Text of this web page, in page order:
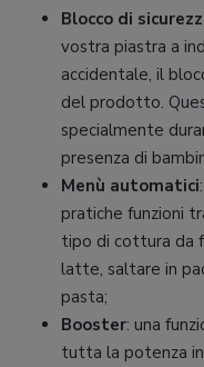
Blocco di
vostra piastra a
accidentale, il
del prodotto.
specialmente
presenza di
Menù automatici
pratiche funzioni
tipo di cottura da
latte, saltare in
pasta;
Booster: una
tutta la potenza